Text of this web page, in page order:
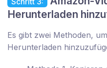
Herunterladen
Es gibt zwei Methoden,
Herunterladen